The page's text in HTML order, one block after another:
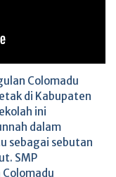
Colomadu
di Kabupaten
ini
dalam
sebagai sebutan
SMP